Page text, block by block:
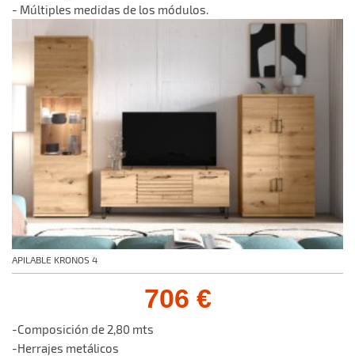
- Múltiples medidas de los módulos.
APILABLE KRONOS 4
706 €
-Composición de 2,80 mts
-Herrajes metálicos